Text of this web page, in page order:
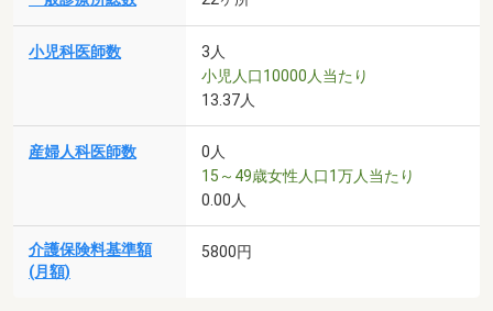
小児科医師数
3人
小児人口10000人当たり
13.37人
産婦人科医師数
0人
15～49歳女性人口1万人当たり
0.00人
介護保険料基準額
(月額)
5800円